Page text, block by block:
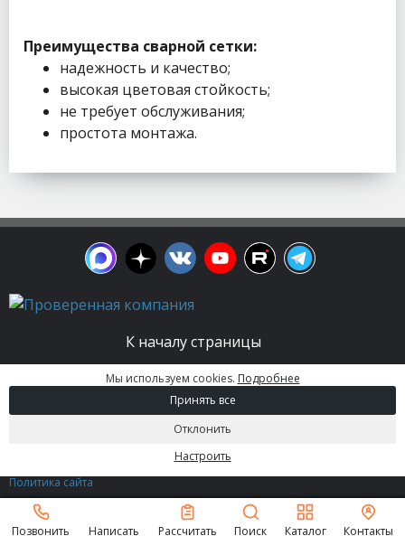
Преимущества сварной сетки:
надежность и качество;
высокая цветовая стойкость;
не требует обслуживания;
простота монтажа.
К началу страницы
© 2003 - 2026. Апельсин group | Группа
строительных компаний Все права защищены.
Вся информация на этом сайте носит
информационный характер и не является
публичной офертой, определяемой положениями
Политика сайта
Позвонить Написать Рассчитать Поиск Каталог Контакты
Мы используем cookies. Подробнее
Принять все
Отклонить
Настроить